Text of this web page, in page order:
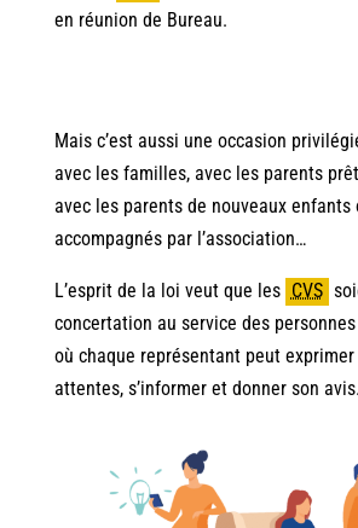
en réunion de Bureau.
Mais c’est aussi une occasion
avec les familles, avec les parents
avec les parents de nouveaux enfants
accompagnés par l’association…
L’esprit de la loi veut que les CVS
concertation au service des
où chaque représentant peut
attentes, s’informer et donner son avis.